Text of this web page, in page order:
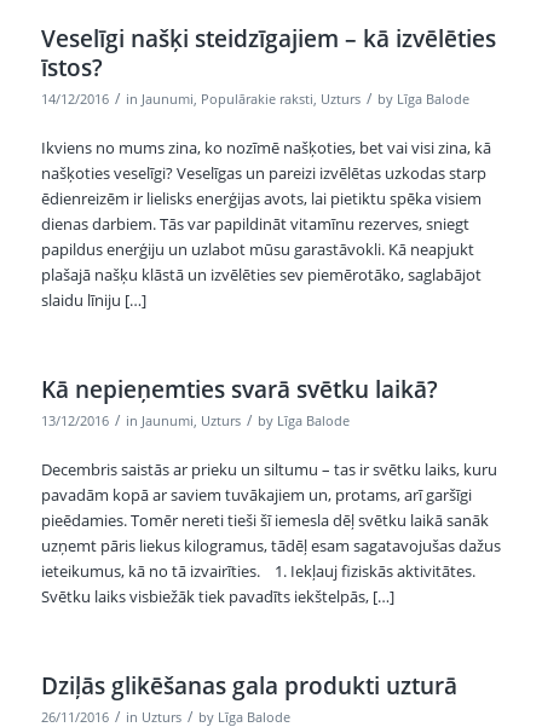
Veselīgi našķi steidzīgajiem – kā izvēlēties
īstos?
14/12/2016 / in Jaunumi Populārakie raksti Uzturs / by Līga Balode
Ikviens no mums zina, ko nozīmē našķoties, bet vai visi zina, kā
našķoties veselīgi? Veselīgas un pareizi izvēlētas uzkodas starp
ēdienreizēm ir lielisks enerģijas avots, lai pietiktu spēka visiem
dienas darbiem. Tās var papildināt vitamīnu rezerves, sniegt
papildus enerģiju un uzlabot mūsu garastāvokli. Kā neapjukt
plašajā našķu klāstā un izvēlēties sev piemērotāko, saglabājot
slaidu līniju […]
Kā nepieņemties svarā svētku laikā?
13/12/2016 / in Jaunumi, Uzturs / by Līga Balode
Decembris saistās ar prieku un siltumu – tas ir svētku laiks, kuru
pavadām kopā ar saviem tuvākajiem un, protams, arī garšīgi
pieēdamies. Tomēr nereti tieši šī iemesla dēļ svētku laikā sanāk
uzņemt pāris liekus kilogramus, tādēļ esam sagatavojušas dažus
ieteikumus, kā no tā izvairīties. 1. Iekļauj fiziskās aktivitātes.
Svētku laiks visbiežāk tiek pavadīts iekštelpās, […]
Dziļās glikēšanas gala produkti uzturā
26/11/2016 / in Uzturs / by Līga Balode